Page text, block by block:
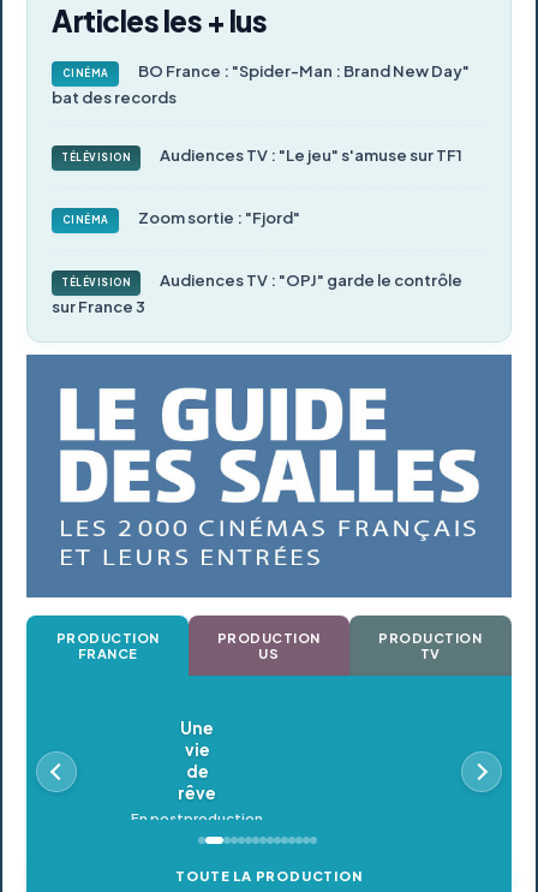
Articles les + lus
CINÉMA
BO France : "Spider-Man : Brand New Day"
bat des records
TÉLÉVISION Audiences TV : "Le jeu" s'amuse sur TF1
CINÉMA Zoom sortie : "Fjord"
TÉLÉVISION
Audiences TV : "OPJ" garde le contrôle
sur France 3
PRODUCTION
FRANCE
PRODUCTION
US
PRODUCTION
TV
Oldeupe
En postproduction
TOUTE LA PRODUCTION